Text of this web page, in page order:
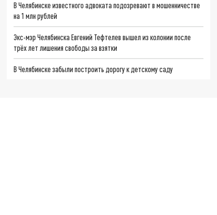
В Челябинске известного адвоката подозревают в мошенничестве
на 1 млн рублей
Экс-мэр Челябинска Евгений Тефтелев вышел из колонии после
трёх лет лишения свободы за взятки
В Челябинске забыли построить дорогу к детскому саду